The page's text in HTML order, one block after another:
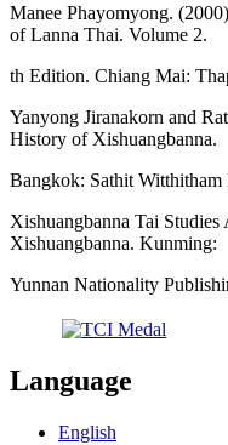
Manee Phayomyong.
of Lanna Thai. Volume 2.
th Edition. Chiang Mai:
Yanyong Jiranakorn and
History of Xishuangbanna.
Bangkok: Sathit Witthitham
Xishuangbanna Tai
Xishuangbanna. Kunming:
Yunnan Nationality
Language
English